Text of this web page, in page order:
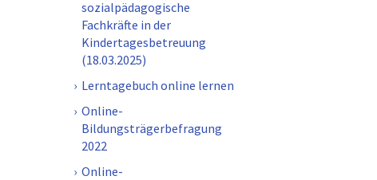
sozialpädagogische
Fachkräfte in der
Kindertagesbetreuung
(18.03.2025)
Lerntagebuch online lernen
Online-
Bildungsträgerbefragung
2022
Online-